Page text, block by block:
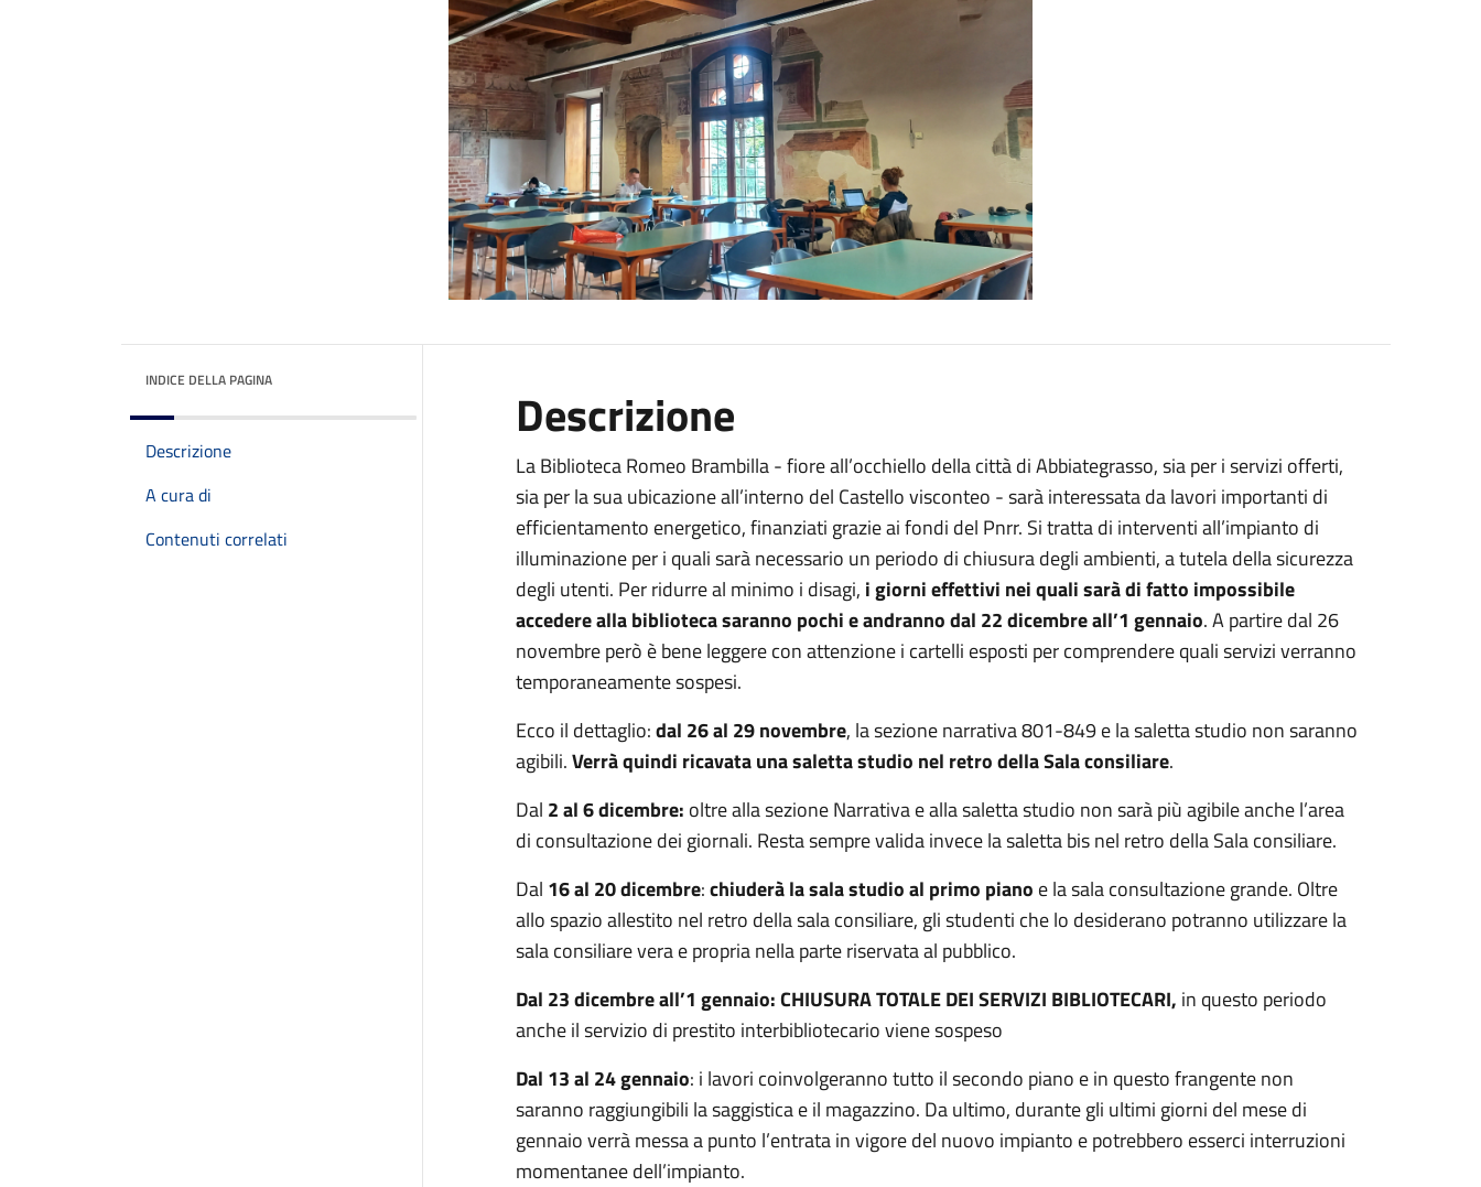
INDICE DELLA PAGINA
Descrizione
A cura di
Contenuti correlati
Descrizione
La Biblioteca Romeo Brambilla - fiore all’occhiello della città di Abbiategrasso, sia per i servizi offerti,
sia per la sua ubicazione all’interno del Castello visconteo - sarà interessata da lavori importanti di
efficientamento energetico, finanziati grazie ai fondi del Pnrr. Si tratta di interventi all’impianto di
illuminazione per i quali sarà necessario un periodo di chiusura degli ambienti, a tutela della sicurezza
degli utenti. Per ridurre al minimo i disagi, i giorni effettivi nei quali sarà di fatto impossibile
accedere alla biblioteca saranno pochi e andranno dal 22 dicembre all’1 gennaio. A partire dal 26
novembre però è bene leggere con attenzione i cartelli esposti per comprendere quali servizi verranno
temporaneamente sospesi.
Ecco il dettaglio:dal 26 al 29 novembre, la sezione narrativa 801-849 e la saletta studio non saranno
agibili.Verrà quindi ricavata una saletta studio nel retro della Sala consiliare.
Dal 2 al 6 dicembre: oltre alla sezione Narrativa e alla saletta studio non sarà più agibile anche l’area
di consultazione dei giornali. Resta sempre valida invece la saletta bis nel retro della Sala consiliare.
Dal 16 al 20 dicembre:chiuderà la sala studio al primo piano e la sala consultazione grande. Oltre
allo spazio allestito nel retro della sala consiliare, gli studenti che lo desiderano potranno utilizzare la
sala consiliare vera e propria nella parte riservata al pubblico.
Dal 23 dicembre all’1 gennaio: CHIUSURA TOTALE DEI SERVIZI BIBLIOTECARI, in questo periodo
anche il servizio di prestito interbibliotecario viene sospeso
Dal 13 al 24 gennaio: i lavori coinvolgeranno tutto il secondo piano e in questo frangente non
saranno raggiungibili la saggistica e il magazzino. Da ultimo, durante gli ultimi giorni del mese di
gennaio verrà messa a punto l’entrata in vigore del nuovo impianto e potrebbero esserci interruzioni
momentanee dell’impianto.